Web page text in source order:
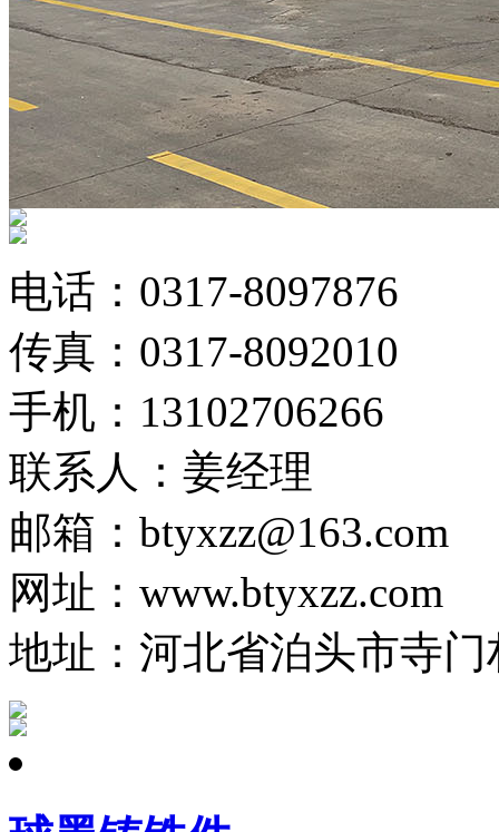
电话：0317-8097876
传真：0317-8092010
手机：13102706266
联系人：姜经理
邮箱：btyxzz@163.com
网址：www.btyxzz.com
地址：河北省泊头市寺门